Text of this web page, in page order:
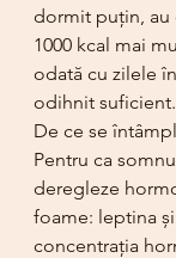
dormit puțin, au
1000 kcal mai
odată cu zilele
odihnit suficient.
De ce se
Pentru ca
deregleze
foame: leptina
concentrația